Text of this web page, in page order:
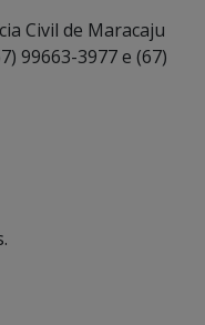
Civil de Maracaju
99663-3977 e (67)